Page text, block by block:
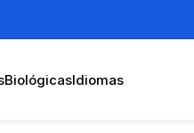
BiológicasIdiomas